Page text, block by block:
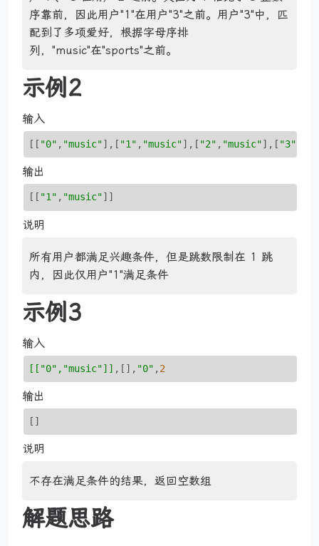
序靠前，因此用户"1"在用户"3"之前。用户"3"中，匹
配到了多项爱好，根据字母序排
列，"music"在"sports"之前。
示例2
输入
[[ "0" , "music"] , [ "1" , "music"] , [ "2" , "music"] , [ "3"
输出
[[ "1" , "music"]]
说明
所有用户都满足兴趣条件，但是跳数限制在 1 跳
内，因此仅用户"1"满足条件
示例3
输入
[["0","music"]] ,[], "0" , 2
输出
[]
说明
不存在满足条件的结果，返回空数组
解题思路